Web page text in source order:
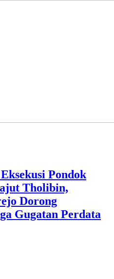
Pondok
Tholibin,
Dorong
Gugatan Perdata